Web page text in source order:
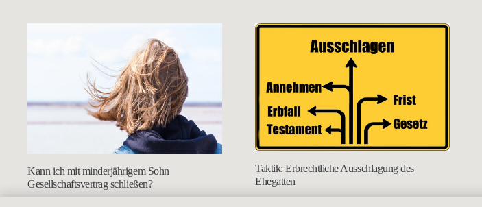
Kann ich mit minderjährigem Sohn
Gesellschaftsvertrag schließen?
Taktik: Erbrechtliche Ausschlagung des
Ehegatten